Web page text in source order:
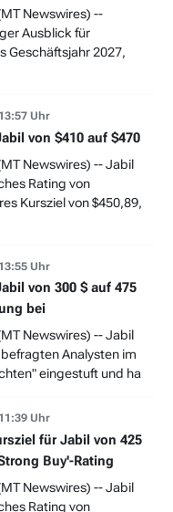
Newswires) --
Ausblick für
Geschäftsjahr 2027,
Uhr
von $410 auf $470
Newswires) -- Jabil
Rating von
Kursziel von $450,89,
Uhr
von 300 $ auf 475
bei
Newswires) -- Jabil
Analysten im
eingestuft und ha
Uhr
für Jabil von 425
Buy'-Rating
Newswires) -- Jabil
Rating von